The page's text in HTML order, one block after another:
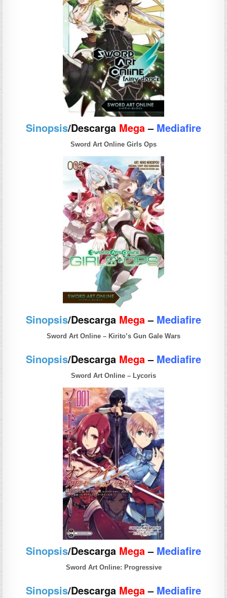
Sinopsis/Descarga Mega– Mediafire
Sword Art Online Girls Ops
Sinopsis/Descarga Mega– Mediafire
Sword Art Online – Kirito’s Gun Gale Wars
Sinopsis/Descarga Mega– Mediafire
Sword Art Online – Lycoris
Sinopsis/Descarga Mega– Mediafire
Sword Art Online: Progressive
Sinopsis/Descarga Mega– Mediafire